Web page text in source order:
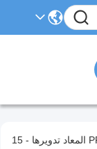
آلة تصنيع الشرائط من الـ PP المعاد تدويرها - 15